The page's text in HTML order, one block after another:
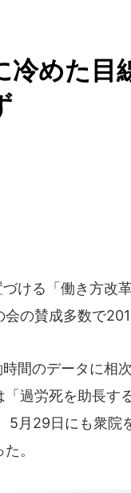
めた目
ける「働き方改
の賛成多数で
間のデータに相
過労死を助長す
5月29日にも衆院
。